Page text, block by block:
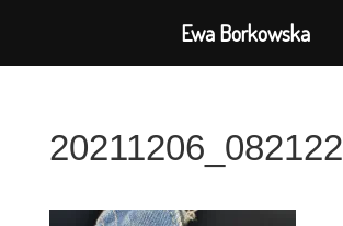
20211206_082122
Ewa Borkowska